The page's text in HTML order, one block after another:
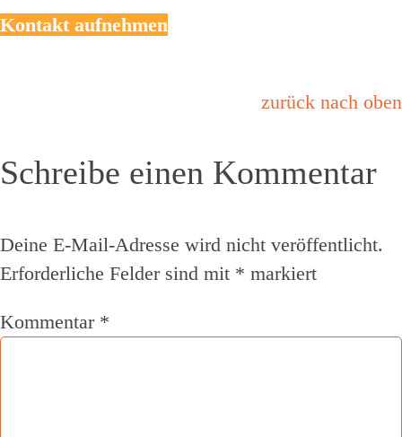
Kontakt aufnehmen
zurück nach oben
Schreibe einen Kommentar
Deine E-Mail-Adresse wird nicht veröffentlicht.
Erforderliche Felder sind mit * markiert
Kommentar *